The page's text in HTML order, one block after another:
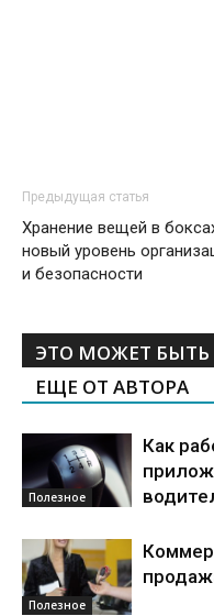
Предыдущая статья
Хранение вещей в
новый уровень
и безопасности
ЭТО МОЖЕТ БЫТЬ
ЕЩЕ ОТ АВТОРА
Полезное
Как
Полезное